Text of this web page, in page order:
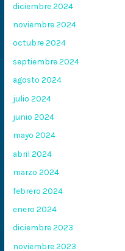
diciembre 2024
noviembre 2024
octubre 2024
septiembre 2024
agosto 2024
julio 2024
junio 2024
mayo 2024
abril 2024
marzo 2024
febrero 2024
enero 2024
diciembre 2023
noviembre 2023